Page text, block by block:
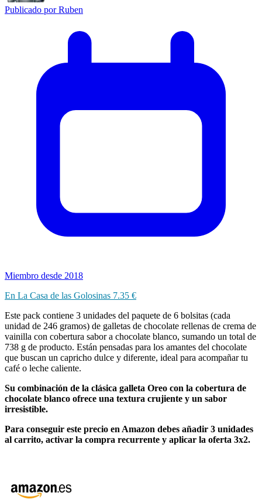
Publicado porRuben
Miembro desde 2018
En La Casa de las Golosinas 7.35 €
Este pack contiene 3 unidades del paquete de 6 bolsitas (cada
unidad de 246 gramos) de galletas de chocolate rellenas de crema de
vainilla con cobertura sabor a chocolate blanco, sumando un total de
738 g de producto. Están pensadas para los amantes del chocolate
que buscan un capricho dulce y diferente, ideal para acompañar tu
café o leche caliente.
Su combinación de la clásica galleta Oreo con la cobertura de
chocolate blanco ofrece una textura crujiente y un sabor
irresistible.
Para conseguir este precio en Amazon debes añadir 3 unidades
al carrito, activar la compra recurrente y aplicar la oferta 3x2.